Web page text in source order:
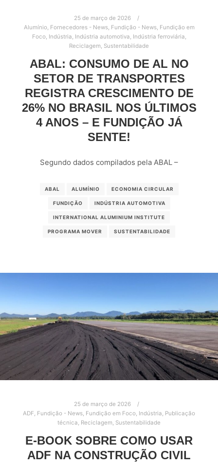
25 de março de 2026
Alumínio, Fornecedores - News, Fundição - News, Fundição em
Foco, Indústria, Indústria automotiva, Indústria ferroviária,
Reciclagem, Sustentabilidade
ABAL: CONSUMO DE AL NO
SETOR DE TRANSPORTES
REGISTRA CRESCIMENTO DE
26% NO BRASIL NOS ÚLTIMOS
4 ANOS – E FUNDIÇÃO JÁ
SENTE!
Segundo dados compilados pela ABAL –
ABAL ALUMÍNIO ECONOMIA CIRCULAR
FUNDIÇÃO INDÚSTRIA AUTOMOTIVA
INTERNATIONAL ALUMINIUM INSTITUTE
PROGRAMA MOVER SUSTENTABILIDADE
25 de março de 2026
ADF, Fundição - News, Fundição em Foco, Indústria, Publicação
técnica, Reciclagem, Sustentabilidade
E-BOOK SOBRE COMO USAR
ADF NA CONSTRUÇÃO CIVIL